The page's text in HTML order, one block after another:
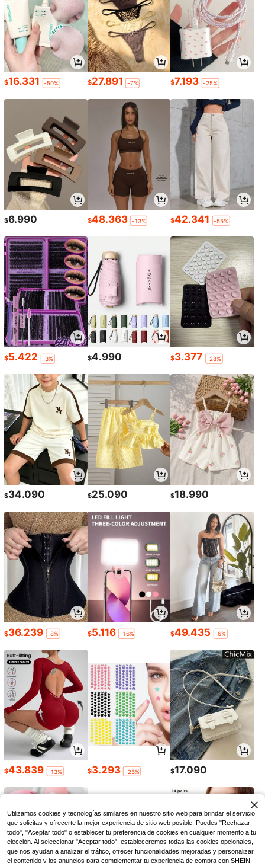
$16.331 -50% $27.891 -7% $7.193 -25%
$6.990 $48.363 -13% $42.341 -55%
$5.422 -3% $4.990 $3.377 -28%
$34.090 $25.090 $18.990
$36.239 -8% $5.116 -16% $49.435 -6%
$43.839 -13% $3.293 -25% $17.090
Utilizamos cookies y tecnologías similares en nuestro sitio web para brindar el servicio
que solicitas y ofrecerte la mejor experiencia de sitio web posible. Puedes "Rechazar
todo", "Aceptar todo" o establecer tu preferencia de cookies en cualquier momento a tu
elección. Al seleccionar "Aceptar todo", estableceremos todas las cookies opcionales,
que nos ayudan a analizar el tráfico, ofrecer funcionalidades mejoradas y personalizar
el contenido y los anuncios para complementar tu experiencia de compra con SHEIN.